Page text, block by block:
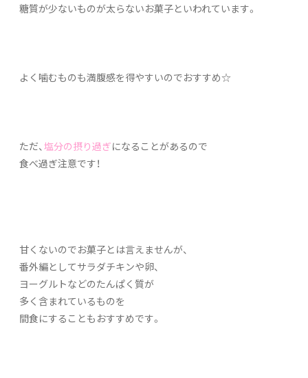
糖質が少ないものが太らないお菓子といわれています。
よく噛むものも満腹感を得やすいのでおすすめ☆
ただ、 塩分の摂り過ぎになることがあるので
食べ過ぎ注意です！
甘くないのでお菓子とは言えませんが、
番外編としてサラダチキンや卵、
ヨーグルトなどのたんぱく質が
多く含まれているものを
間食にすることもおすすめです。